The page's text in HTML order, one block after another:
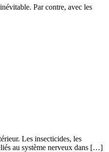
Par contre, avec les
Les insecticides, les
au système nerveux dans […]